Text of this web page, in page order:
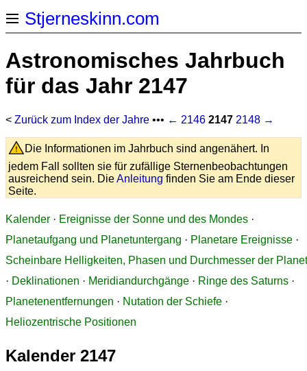
Stjerneskinn.com
Astronomisches Jahrbuch
für das Jahr 2147
< Zurück zum Index der Jahre ••• ← 2146 2147 2148 →
Die Informationen im Jahrbuch sind angenähert. In
jedem Fall sollten sie für zufällige Sternenbeobachtungen
ausreichend sein. DieAnleitung finden Sie am Ende dieser
Seite.
Kalender · Ereignisse der Sonne und des Mondes ·
Planetaufgang und Planetuntergang · Planetare Ereignisse ·
Scheinbare Helligkeiten, Phasen und Durchmesser der
· Deklinationen · Meridiandurchgänge · Ringe des Saturns ·
Planetenentfernungen · Nutation der Schiefe ·
Heliozentrische Positionen
Kalender 2147